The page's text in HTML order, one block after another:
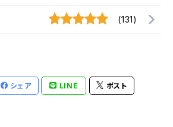
(131)
シェア LINE ポスト